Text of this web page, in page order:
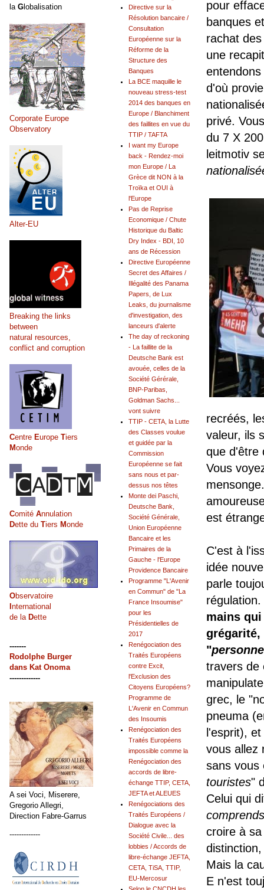
pour
banques
rachat
une
d'où
privé.
du 7 X
leitmotiv
recréés,
valeur, ils
que d'être
Vous
est
C'est à
idée
parle
mains
grégarité,
"
travers de
grec, le
pneuma
l'esprit),
vous allez
sans vous
touristes"
Celui qui
croire à
Mais la
E n'est
Directive sur la
Résolution bancaire /
Consultation
Européenne sur la
Réforme de la
Structure des
Banques
La BCE maquille le
nouveau stress-test
2014 des banques en
Europe / Blanchiment
des faillites en vue du
TTIP / TAFTA
I want my Europe
back - Rendez-moi
mon Europe / La
Grèce dit NON à la
Troïka et OUI à
l'Europe
Pas de Reprise
Economique / Chute
Historique du Baltic
Dry Index - BDI, 10
ans de Récession
Directive Européenne
Secret des Affaires /
Illégalité des Panama
Papers, de Lux
Leaks, du journalisme
d'investigation, des
lanceurs d'alerte
The day of reckoning
- La faillite de la
Deutsche Bank est
avouée, celles de la
Société Gérérale,
BNP-Paribas,
Goldman Sachs...
vont suivre
TTIP - CETA, la Lutte
des Classes voulue
et guidée par la
Commission
Européenne se fait
sans nous et par-
dessus nos têtes
Monte dei Paschi,
Deutsche Bank,
Société Générale,
Union Européenne
Bancaire et les
Primaires de la
Gauche - l'Europe
Providence Bancaire
Programme "L'Avenir
en Commun" de "La
France Insoumise"
pour les
Présidentielles de
2017
Renégociation des
Traités Européens
contre Excit,
l'Exclusion des
Citoyens Européens?
Programme de
L'Avenir en Commun
des Insoumis
Renégociation des
Traités Européens
impossible comme la
Renégociation des
accords de libre-
échange TTIP, CETA,
JEFTA et ALEUES
Renégociations des
Traités Européens /
Dialogue avec la
Société Civile... des
lobbies / Accords de
libre-échange JEFTA,
CETA, TiSA, TTIP,
EU-Mercosur
la Globalisation
Corporate Europe
Observatory
Alter-EU
Breaking the links
between
natural resources,
conflict and corruption
Centre Europe Tiers
Monde
Comité Annulation
Dette du Tiers Monde
Observatoire
International
de la Dette
-------
Rodolphe Burger
dans Kat Onoma
-------------
A sei Voci, Miserere,
Gregorio Allegri,
Direction Fabre-Garrus
-------------